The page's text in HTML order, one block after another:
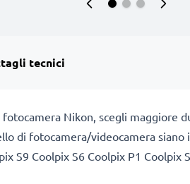
tecnici
Nikon, scegli maggiore
di fotocamera/videocamera
S9 Coolpix S6 Coolpix P1